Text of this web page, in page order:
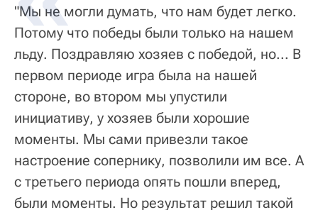
"Мы не могли думать, что нам будет легко.
Потому что победы были только на нашем
льду. Поздравляю хозяев с победой, но... В
первом периоде игра была на нашей
стороне, во втором мы упустили
инициативу, у хозяев были хорошие
моменты. Мы сами привезли такое
настроение сопернику, позволили им все. А
с третьего периода опять пошли вперед,
были моменты. Но результат решил такой